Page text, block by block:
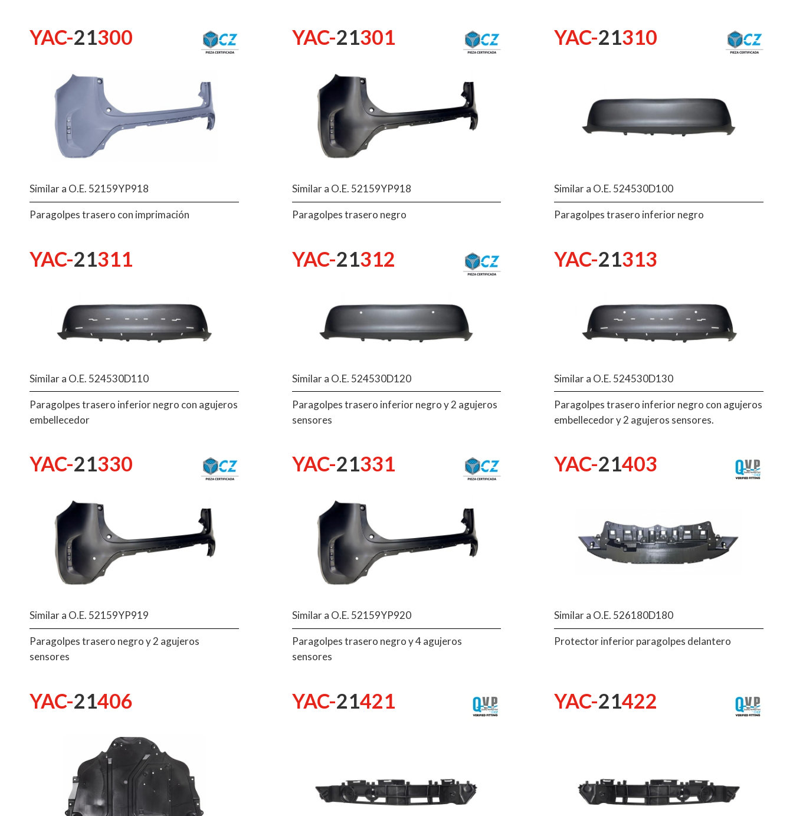
YAC-21300
Similar a O.E. 52159YP918
Paragolpes trasero con imprimación
YAC-21301
Similar a O.E. 52159YP918
Paragolpes trasero negro
YAC-21310
Similar a O.E. 524530D100
Paragolpes trasero inferior negro
YAC-21311
Similar a O.E. 524530D110
Paragolpes trasero inferior negro con agujeros
embellecedor
YAC-21312
Similar a O.E. 524530D120
Paragolpes trasero inferior negro y 2 agujeros
sensores
YAC-21313
Similar a O.E. 524530D130
Paragolpes trasero inferior negro con agujeros
embellecedor y 2 agujeros sensores.
YAC-21330
Similar a O.E. 52159YP919
Paragolpes trasero negro y 2 agujeros
sensores
YAC-21331
Similar a O.E. 52159YP920
Paragolpes trasero negro y 4 agujeros
sensores
YAC-21403
Similar a O.E. 526180D180
Protector inferior paragolpes delantero
YAC-21406 YAC-21421 YAC-21422